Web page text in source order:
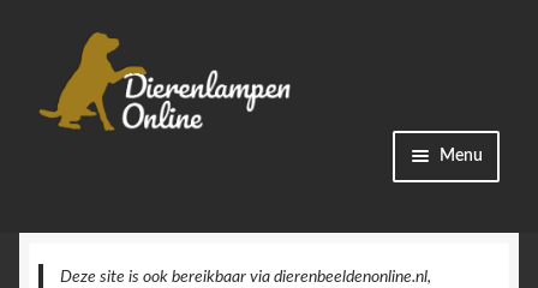
navigatie
inhoud
Menu
Categorieën
Deze site is ook bereikbaar via dierenbeeldenonline.nl,